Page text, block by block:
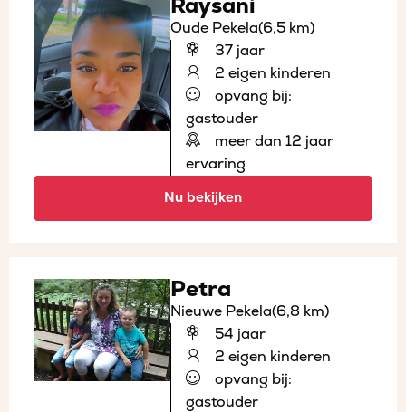
Raysani
Oude Pekela(6,5 km)
37 jaar
2 eigen kinderen
opvang bij:
gastouder
meer dan 12 jaar
ervaring
Nu bekijken
Petra
Nieuwe Pekela(6,8 km)
54 jaar
2 eigen kinderen
opvang bij:
gastouder